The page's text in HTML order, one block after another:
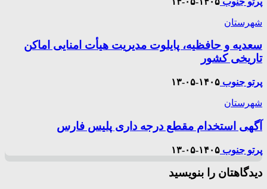
شهرستان
سعدیه و حافظیه، پایلوت مدیریت هیأت امنایی اماکن
تاریخی کشور
پرتو جنوب ۱۴۰۵-۰۵-۱۳
شهرستان
آگهی استخدام مقطع درجه داری پلیس فارس
پرتو جنوب ۱۴۰۵-۰۵-۱۳
دیدگاهتان را بنویسید